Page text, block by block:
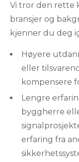
Vi tror den rette
bransjer og
kjenner du deg
Høyere
eller
kompensere
Lengre
byggherre
erfaring fra